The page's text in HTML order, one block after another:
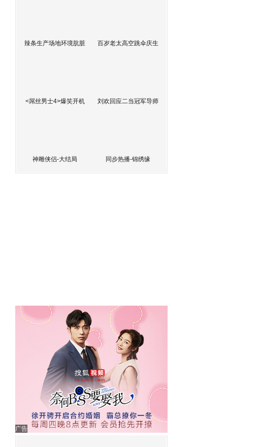
辣条生产场地环境肮脏 百岁老太高空跳伞庆生
<屌丝男士4>爆笑开机 刘欢回应二当冠军导师
神雕侠侣-大结局 同步热播-锦绣缘
广告